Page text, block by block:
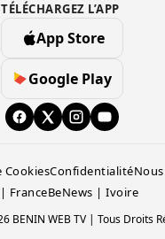
TÉLÉCHARGEZ L’APP
App Store
Google Play
CookiesConfidentialité
FranceBeNews | Ivoire
BENIN WEB TV | Tous Droits